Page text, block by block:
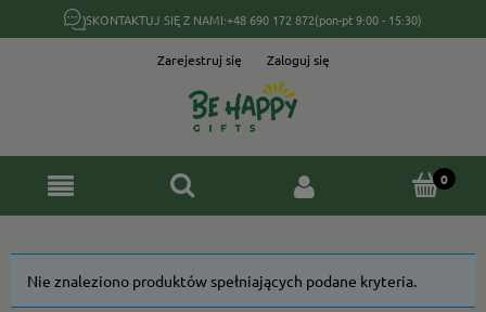
SKONTAKTUJ SIĘ Z NAMI:+48 690 172 872(pon-pt 9:00 - 15:30)
Zarejestruj się Zaloguj się
Nie znaleziono produktów spełniających podane kryteria.